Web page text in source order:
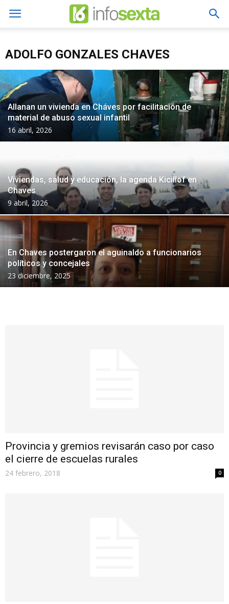
ADOLFO GONZALES CHAVES
Allanan un vivienda en Cháves por facilitación de
material de abuso sexual infantil
16 abril, 2026
Viviendas, salud y educación, la agenda Kicillof en
Chaves
9 abril, 2026
En Chaves postergaron el aguinaldo a funcionarios
políticos y concejales
23 diciembre, 2025
Provincia y gremios revisarán caso por caso
el cierre de escuelas rurales
24 febrero, 2018 0